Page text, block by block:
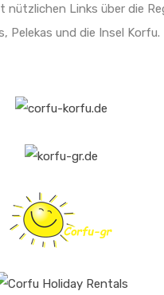
nützlichen Links über die
Pelekas und die Insel Korfu.